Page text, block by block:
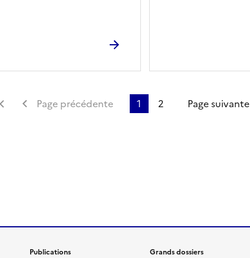
Première page
Page précédente 1 2 Page suivante
Publications
Grands dossiers